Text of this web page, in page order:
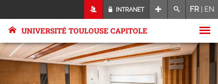
INTRANET FR | EN
UNIVERSITÉ TOULOUSE CAPITOLE